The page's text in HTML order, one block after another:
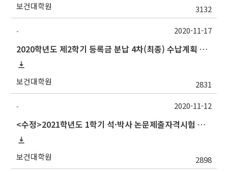
보건대학원 3132
-
2020학년도 제2학기 등록금 분납 4차(최종) 수납계획 알림
보건대학원 2831
2020-11-17
-
<수정>2021학년도 1학기 석·박사 논문제출자격시험 안내 (TSQ exam)_시험일변경
보건대학원 2898
2020-11-12